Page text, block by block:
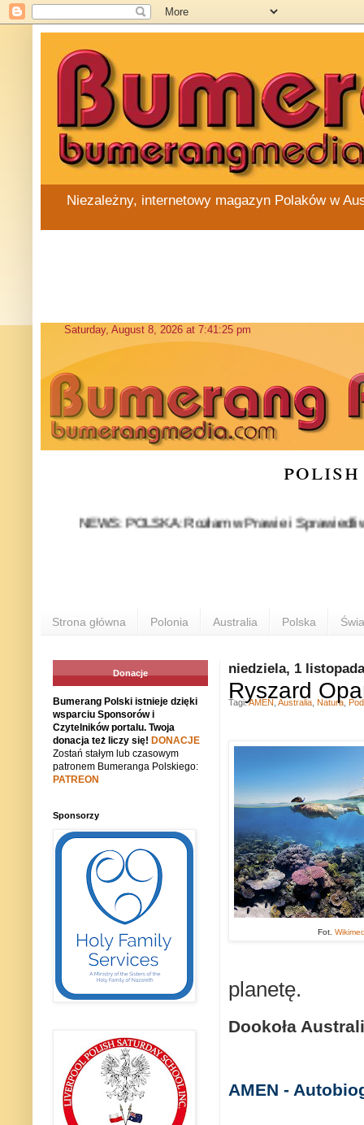
Niezależny, internetowy magazyn Polaków w
NEWS: POLSKA: Rozłam w Prawie i
Strona główna Polonia Australia Polska
niedziela, 1
Ryszard
Fot.
planetę.
Dookoła
AMEN -
Tagi:AMEN Australia Natura
Donacje
Bumerang Polski istnieje dzięki
wsparciu Sponsorów i
Czytelników portalu. Twoja
donacja też liczy się! DONACJE
Zostań stałym lub czasowym
patronem Bumeranga Polskiego:
PATREON
Sponsorzy